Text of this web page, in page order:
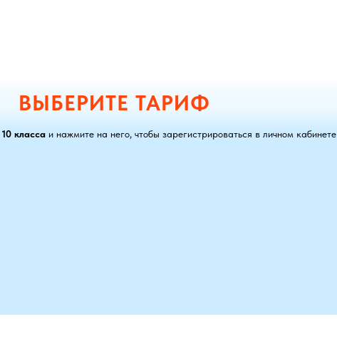
ВЫБЕРИТЕ ТАРИФ
10 классаи нажмите на него, чтобы зарегистрироваться в личном кабинете